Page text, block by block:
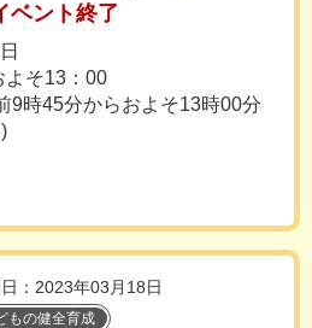
ベント終了
よそ13：00
9時45分からおよそ13時00分
：2023年03月18日
もの健全育成